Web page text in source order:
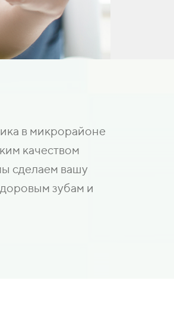
в микрорайоне
качеством
сделаем вашу
зубам и